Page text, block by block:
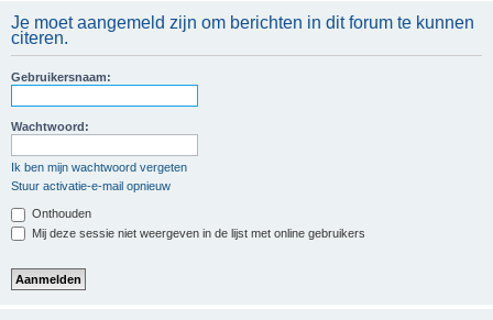
Je moet aangemeld zijn om berichten in dit forum te kunnen
citeren.
Gebruikersnaam:
Wachtwoord:
Ik ben mijn wachtwoord vergeten
Stuur activatie-e-mail opnieuw
Onthouden
Mij deze sessie niet weergeven in de lijst met online gebruikers